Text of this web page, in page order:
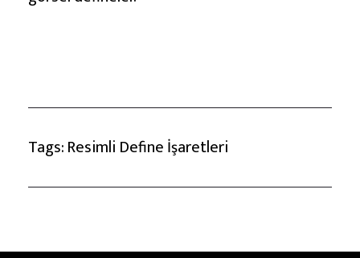
Tags:Resimli Define İşaretleri